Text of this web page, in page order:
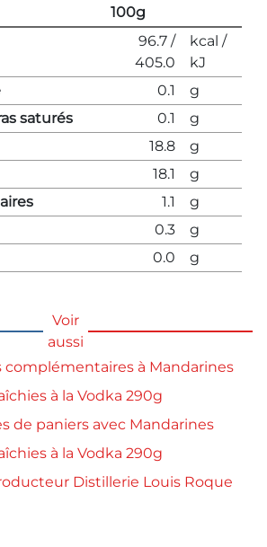
100g
96.7 /
405.0
kcal /
kJ
0.1
g
saturés
0.1
g
18.8
g
18.1
g
1.1
g
0.3
g
0.0 g
Voir
aussi
complémentaires à Mandarines
à la Vodka 290g
de paniers avec Mandarines
à la Vodka 290g
Distillerie Louis Roque